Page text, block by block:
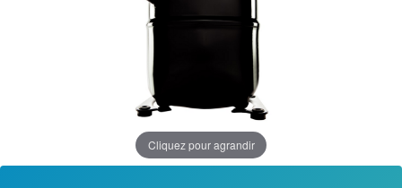
Cliquez pour agrandir